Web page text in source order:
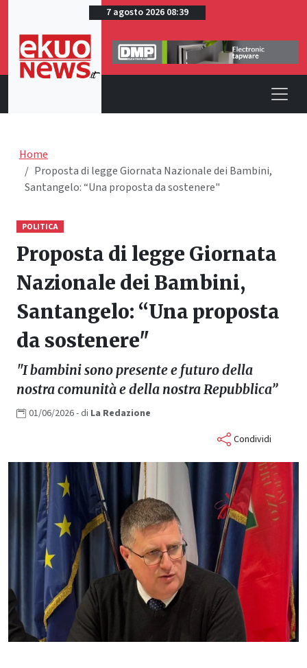
7 agosto 2026 08:39
Home
Proposta di legge Giornata Nazionale dei Bambini,
Santangelo: “Una proposta da sostenere"
POLITICA
Proposta di legge Giornata
Nazionale dei Bambini,
Santangelo: “Una proposta
da sostenere"
"I bambini sono presente e futuro della
nostra comunità e della nostra Repubblica”
01/06/2026- di La Redazione
Condividi